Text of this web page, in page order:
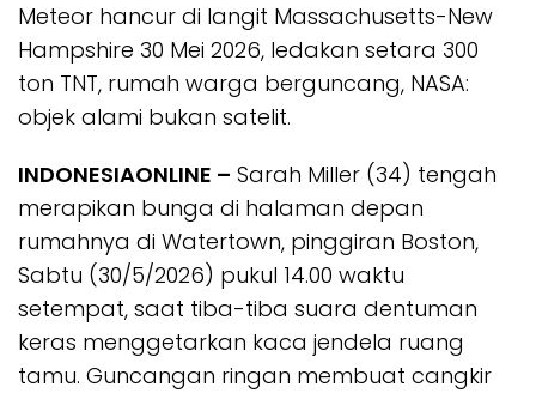
Meteor hancur di langit Massachusetts-New
Hampshire 30 Mei 2026, ledakan setara 300
ton TNT, rumah warga berguncang, NASA:
objek alami bukan satelit.
INDONESIAONLINE – Sarah Miller (34) tengah
merapikan bunga di halaman depan
rumahnya di Watertown, pinggiran Boston,
Sabtu (30/5/2026) pukul 14.00 waktu
setempat, saat tiba-tiba suara dentuman
keras menggetarkan kaca jendela ruang
tamu. Guncangan ringan membuat cangkir